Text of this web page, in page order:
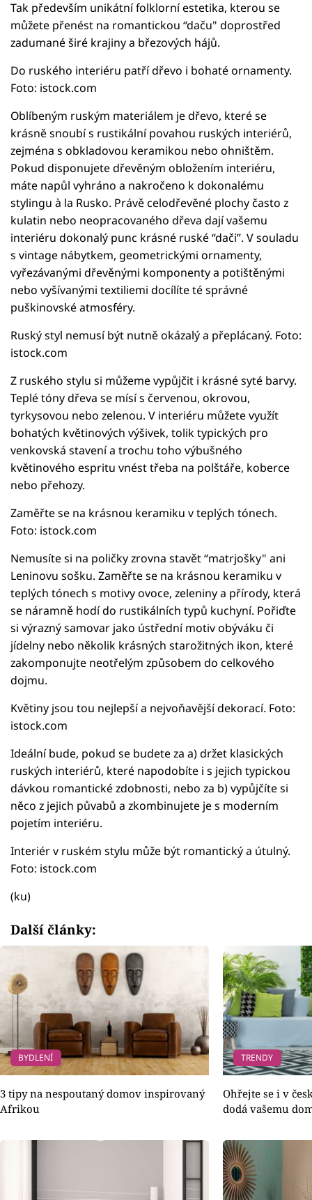
Tak především unikátní folklorní estetika, kterou se
můžete přenést na romantickou “daču" doprostřed
zadumané širé krajiny a březových hájů.
Do ruského interiéru patří dřevo i bohaté ornamenty.
Foto: istock.com
Oblíbeným ruským materiálem je dřevo, které se
krásně snoubí s rustikální povahou ruských interiérů,
zejména s obkladovou keramikou nebo ohništěm.
Pokud disponujete dřevěným obložením interiéru,
máte napůl vyhráno a nakročeno k dokonalému
stylingu à la Rusko. Právě celodřevěné plochy často z
kulatin nebo neopracovaného dřeva dají vašemu
interiéru dokonalý punc krásné ruské “dači”. V souladu
s vintage nábytkem, geometrickými ornamenty,
vyřezávanými dřevěnými komponenty a potištěnými
nebo vyšívanými textiliemi docílíte té správné
puškinovské atmosféry.
Ruský styl nemusí být nutně okázalý a přeplácaný. Foto:
istock.com
Z ruského stylu si můžeme vypůjčit i krásné syté barvy.
Teplé tóny dřeva se mísí s červenou, okrovou,
tyrkysovou nebo zelenou. V interiéru můžete využít
bohatých květinových výšivek, tolik typických pro
venkovská stavení a trochu toho výbušného
květinového espritu vnést třeba na polštáře, koberce
nebo přehozy.
Zaměřte se na krásnou keramiku v teplých tónech.
Foto: istock.com
Nemusíte si na poličky zrovna stavět “matrjošky" ani
Leninovu sošku. Zaměřte se na krásnou keramiku v
teplých tónech s motivy ovoce, zeleniny a přírody, která
se náramně hodí do rustikálních typů kuchyní. Pořiďte
si výrazný samovar jako ústřední motiv obýváku či
jídelny nebo několik krásných starožitných ikon, které
zakomponujte neotřelým způsobem do celkového
dojmu.
Květiny jsou tou nejlepší a nejvoňavější dekorací. Foto:
istock.com
Ideální bude, pokud se budete za a) držet klasických
ruských interiérů, které napodobíte i s jejich typickou
dávkou romantické zdobnosti, nebo za b) vypůjčíte si
něco z jejich půvabů a zkombinujete je s moderním
pojetím interiéru.
Interiér v ruském stylu může být romantický a útulný.
Foto: istock.com
(ku)
Další články:
BYDLENÍ
3 tipy na nespoutaný domov inspirovaný
Afrikou
TRENDY
Ohřejte se i v
dodá vašemu